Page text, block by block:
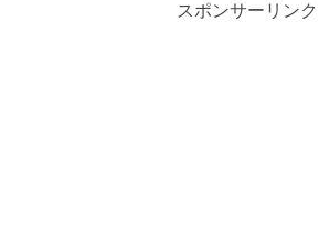
スポンサーリンク